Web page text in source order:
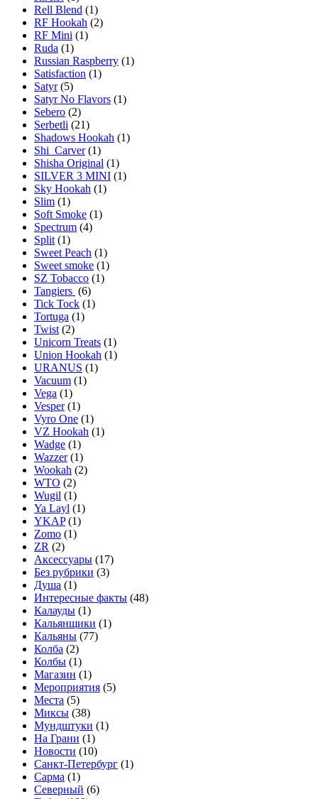
Rell Blend (1)
RF Hookah (2)
RF Mini (1)
Ruda (1)
Russian Raspberry (1)
Satisfaction (1)
Satyr(5)
Satyr No Flavors (1)
Sebero (2)
Serbetli (21)
Shadows Hookah (1)
Shi_Carver(1)
Shisha Original (1)
SILVER 3 MINI (1)
Sky Hookah (1)
Slim (1)
Soft Smoke (1)
Spectrum (4)
Split (1)
Sweet Peach (1)
Sweet smoke (1)
SZ Tobacco (1)
Tangiers (6)
Tick Tock (1)
Tortuga (1)
Twist (2)
Unicorn Treats (1)
Union Hookah (1)
URANUS (1)
Vacuum (1)
Vega (1)
Vesper(1)
Vyro One (1)
VZ Hookah (1)
Wadge (1)
Wazzer(1)
Wookah (2)
WTO (2)
Wugil (1)
Ya Layl (1)
YKAP(1)
Zomo (1)
ZR (2)
Аксессуары (17)
Без рубрики (3)
Душа (1)
Интересные факты (48)
Калауды (1)
Кальянщики (1)
Кальяны (77)
Колба (2)
Колбы (1)
Магазин (1)
Мероприятия (5)
Места (5)
Миксы (38)
Мундштуки (1)
На Грани (1)
Новости (10)
Санкт-Петербург (1)
Сарма (1)
Северный (6)